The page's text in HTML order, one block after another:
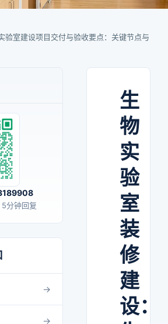
验室建设项目交付与验收要点：关键节点与
分钟回复
生
物
实
验
室
装
修
建
设：